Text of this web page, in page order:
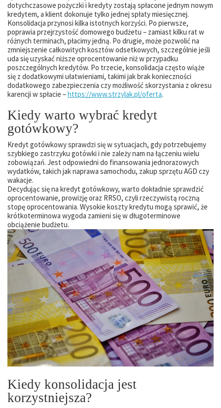
dotychczasowe pożyczki i kredyty zostają spłacone jednym nowym
kredytem, a klient dokonuje tylko jednej spłaty miesięcznej.
Konsolidacja przynosi kilka istotnych korzyści. Po pierwsze,
poprawia przejrzystość domowego budżetu – zamiast kilku rat w
różnych terminach, płacimy jedną. Po drugie, może pozwolić na
zmniejszenie całkowitych kosztów odsetkowych, szczególnie jeśli
uda się uzyskać niższe oprocentowanie niż w przypadku
poszczególnych kredytów. Po trzecie, konsolidacja często wiąże
się z dodatkowymi ułatwieniami, takimi jak brak konieczności
dodatkowego zabezpieczenia czy możliwość skorzystania z okresu
karencji w spłacie –https://www.strzylak.pl/oferta.
Kiedy warto wybrać kredyt
gotówkowy?
Kredyt gotówkowy sprawdzi się w sytuacjach, gdy potrzebujemy
szybkiego zastrzyku gotówki i nie zależy nam na łączeniu wielu
zobowiązań. Jest odpowiedni do finansowania jednorazowych
wydatków, takich jak naprawa samochodu, zakup sprzętu AGD czy
wakacje.
Decydując się na kredyt gotówkowy, warto dokładnie sprawdzić
oprocentowanie, prowizję oraz RRSO, czyli rzeczywistą roczną
stopę oprocentowania. Wysokie koszty kredytu mogą sprawić, że
krótkoterminowa wygoda zamieni się w długoterminowe
obciążenie budżetu.
Kiedy konsolidacja jest
korzystniejsza?